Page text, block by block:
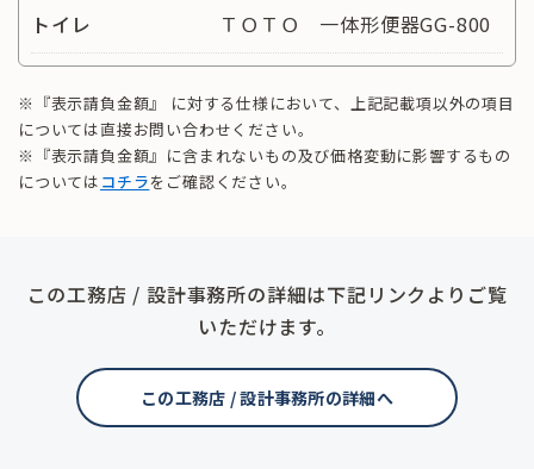
トイレ
ＴＯＴＯ 一体形便器GG-800
※『表示請負金額』 に対する仕様において、上記記載項以外の項目
については直接お問い合わせください。
※『表示請負金額』に含まれないもの及び価格変動に影響するもの
については コチラをご確認ください。
この工務店 / 設計事務所の詳細は下記リンクよりご覧
いただけます。
この工務店 / 設計事務所の詳細へ